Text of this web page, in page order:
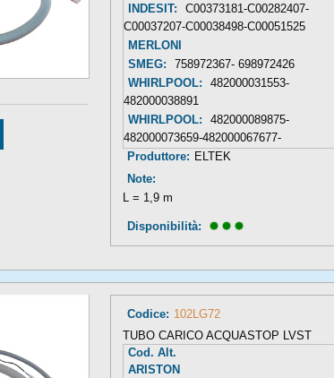
INDESIT:
C00373181-C00282407-
C00037207-C00038498-C00051525
MERLONI
SMEG:
758972367- 698972426
WHIRLPOOL:
482000031553-
482000038891
WHIRLPOOL:
482000089875-
482000073659-482000067677-
Produttore: ELTEK
Note:
L = 1,9 m
Disponibilità:
Codice: 102LG72
TUBO CARICO ACQUASTOP LVST
Cod. Alt.
ARISTON